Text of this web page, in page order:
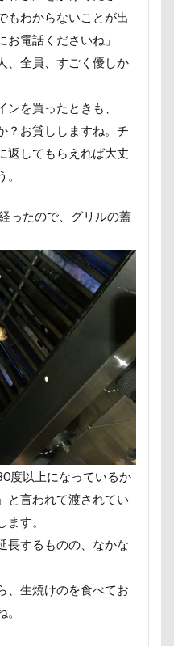
もわからないことが出
電話くださいね」
、全員、すごく優しか
を買ったときも、
？お貸ししますね。チ
返してもらえれば大丈
ったので、グリルの蓋
度以上になっているか
と言われて渡されてい
す。
長するものの、なかな
、生焼けのを食べてお
るな3才
るな2才
BUDDY'S
Kapua
jmooc
iPhone
ンプレおやつキット
g​e​l​a​t​o​ ​p​i​q​u​e​
GW
gacco
PENNY LANE
Nikon
Nicoちゃん
My Talking Pet
MC-VKS8200
mayhanaさん
BROTHERS
ちゃん
LIPPLE LASER
ゃん
Andycafe
Bonitoくん
理
annちゃん